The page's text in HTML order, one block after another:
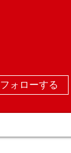
フォローする